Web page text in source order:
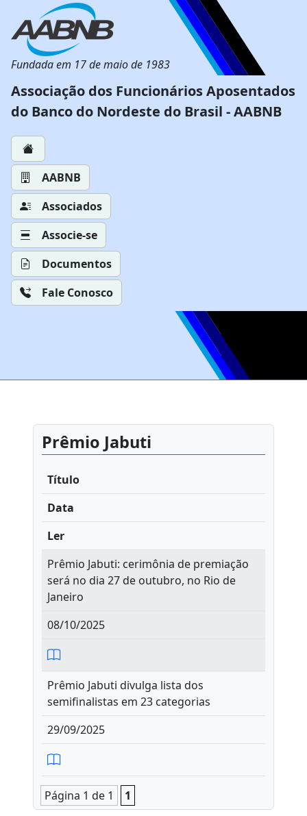
Fundada em 17 de maio de 1983
Associação dos Funcionários Aposentados
do Banco do Nordeste do Brasil - AABNB
AABNB
Associados
Associe-se
Documentos
Fale Conosco
Prêmio Jabuti
Título
Data
Ler
Prêmio Jabuti: cerimônia de premiação
será no dia 27 de outubro, no Rio de
Janeiro
08/10/2025
Prêmio Jabuti divulga lista dos
semifinalistas em 23 categorias
29/09/2025
Página 1 de 1 1